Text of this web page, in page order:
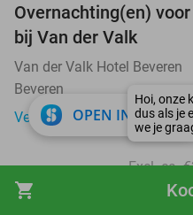
shopping_cart
Overnachting(en)
bij Van der Valk
Van der Valk Hotel Beveren
Beveren
Verkocht: 3.252
Excl. ca.
OPEN IN APP close